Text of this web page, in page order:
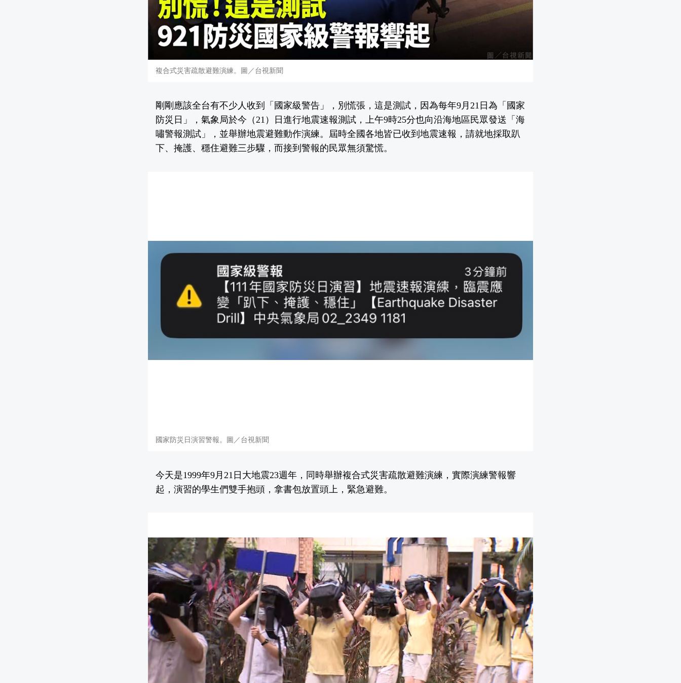
複合式災害疏散避難演練。圖／台視新聞
剛剛應該全台有不少人收到「國家級警告」，別慌張，這是測試，因為每年9月21日為「國家
防災日」，氣象局於今（21）日進行地震速報測試，上午9時25分也向沿海地區民眾發送「海
嘯警報測試」，並舉辦地震避難動作演練。屆時全國各地皆已收到地震速報，請就地採取趴
下、掩護、穩住避難三步驟，而接到警報的民眾無須驚慌。
國家防災日演習警報。圖／台視新聞
今天是1999年9月21日大地震23週年，同時舉辦複合式災害疏散避難演練，實際演練警報響
起，演習的學生們雙手抱頭，拿書包放置頭上，緊急避難。